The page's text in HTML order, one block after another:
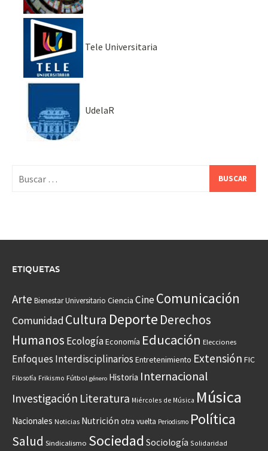
Tele Universitaria
UdelaR
ETIQUETAS
Arte Bienestar Universitario Ciencia CineComunicación
Comunidad Cultura Deporte Derechos
Humanos EcologíaEconomía Educación Elecciones
Enfoques Interdisciplinarios Entretenimiento Extensión FIC
Filosofía Frikismo Fútbol género Historia Internacional
Investigación Literatura Miércoles de Música Música
Nacionales Noticias Nutrición otra vuelta Periodismo Política
Salud Sindicalismo Sociedad Sociología Solidaridad